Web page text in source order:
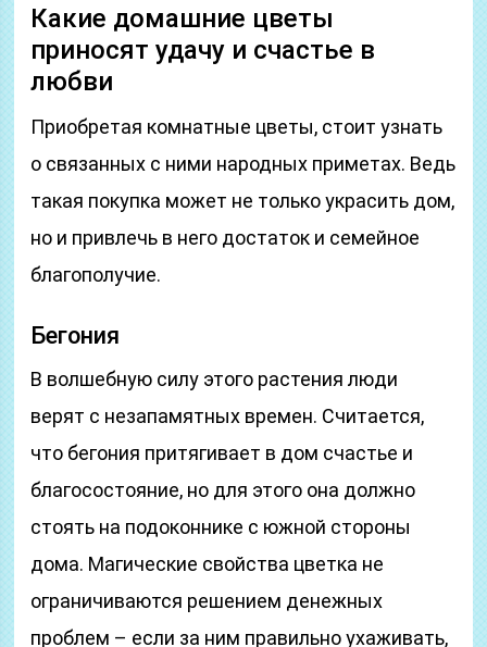
Какие домашние цветы
приносят удачу и счастье в
любви
Приобретая комнатные цветы, стоит узнать
о связанных с ними народных приметах. Ведь
такая покупка может не только украсить дом,
но и привлечь в него достаток и семейное
благополучие.
Бегония
В волшебную силу этого растения люди
верят с незапамятных времен. Считается,
что бегония притягивает в дом счастье и
благосостояние, но для этого она должно
стоять на подоконнике с южной стороны
дома. Магические свойства цветка не
ограничиваются решением денежных
проблем – если за ним правильно ухаживать,